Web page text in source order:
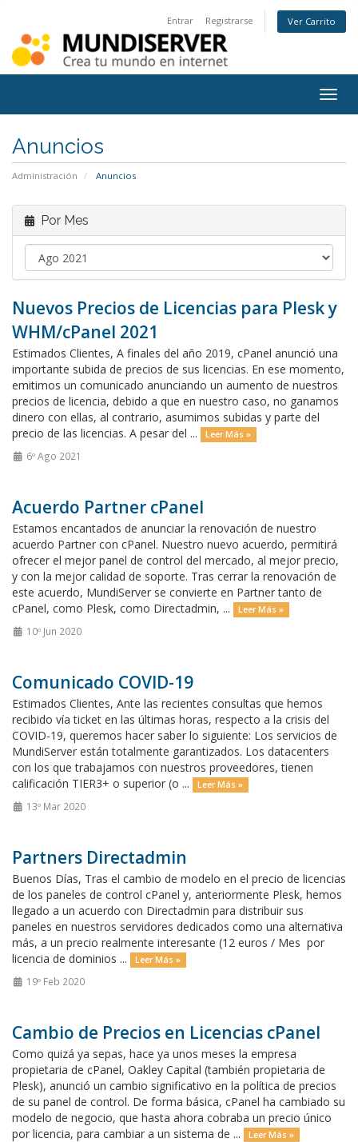
Entrar Registrarse Ver Carrito
Anuncios
Administración Anuncios
Por Mes
Nuevos Precios de Licencias para Plesk y
WHM/cPanel 2021
Estimados Clientes, A finales del año 2019, cPanel anunció una
importante subida de precios de sus licencias. En ese momento,
emitimos un comunicado anunciando un aumento de nuestros
precios de licencia, debido a que en nuestro caso, no ganamos
dinero con ellas, al contrario, asumimos subidas y parte del
precio de las licencias. A pesar del ...
Leer Más »
6º Ago 2021
Acuerdo Partner cPanel
Estamos encantados de anunciar la renovación de nuestro
acuerdo Partner con cPanel. Nuestro nuevo acuerdo, permitirá
ofrecer el mejor panel de control del mercado, al mejor precio,
y con la mejor calidad de soporte. Tras cerrar la renovación de
este acuerdo, MundiServer se convierte en Partner tanto de
cPanel, como Plesk, como Directadmin, ...
Leer Más »
10º Jun 2020
Comunicado COVID-19
Estimados Clientes, Ante las recientes consultas que hemos
recibido vía ticket en las últimas horas, respecto a la crisis del
COVID-19, queremos hacer saber lo siguiente: Los servicios de
MundiServer están totalmente garantizados. Los datacenters
con los que trabajamos con nuestros proveedores, tienen
calificación TIER3+ o superior (o ...
Leer Más »
13º Mar 2020
Partners Directadmin
Buenos Días, Tras el cambio de modelo en el precio de licencias
de los paneles de control cPanel y, anteriormente Plesk, hemos
llegado a un acuerdo con Directadmin para distribuir sus
paneles en nuestros servidores dedicados como una alternativa
más, a un precio realmente interesante (12 euros / Mes por
licencia de dominios ...
Leer Más »
19º Feb 2020
Cambio de Precios en Licencias cPanel
Como quizá ya sepas, hace ya unos meses la empresa
propietaria de cPanel, Oakley Capital (también propietaria de
Plesk), anunció un cambio significativo en la política de precios
de su panel de control. De forma básica, cPanel ha cambiado su
modelo de negocio, que hasta ahora cobraba un precio único
por licencia, para cambiar a un sistema de ...
Leer Más »